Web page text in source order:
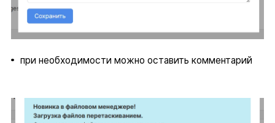
при необходимости можно оставить комментарий